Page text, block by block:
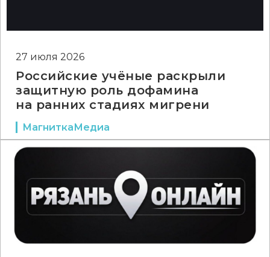
27 июля 2026
Российские учёные раскрыли
защитную роль дофамина
на ранних стадиях мигрени
МагниткаМедиа